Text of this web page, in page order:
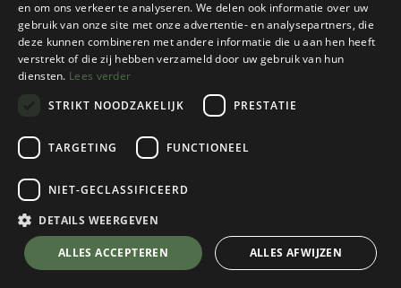
gemaakt. Weeral om je enkels te beschermen tegen
omslaan. Ook is de zool terug stijver geworden. De reden
hiervoor is dat een B/C-schoen eigenlijk al een
stijgijzervriendelijke schoen is. Dit wil zeggen dat de zool
kunnen binden.
Weet je niet welke schoen te kiezen?
KEUZEGIDS WANDELSCHOENEN
Meindl
ISLAND MFS ACTIVE
3 color(s) available
€379,90
Meindl
en om ons verkeer te analyseren. We delen ook informatie over uw
gebruik van onze site met onze advertentie- en analysepartners, die
deze kunnen combineren met andere informatie die u aan hen heeft
verstrekt of die zij hebben verzameld door uw gebruik van hun
diensten. Lees verder
STRIKT NOODZAKELIJK
PRESTATIE
TARGETING FUNCTIONEEL
NIET-GECLASSIFICEERD
DETAILS WEERGEVEN
ALLES ACCEPTEREN ALLES AFWIJZEN